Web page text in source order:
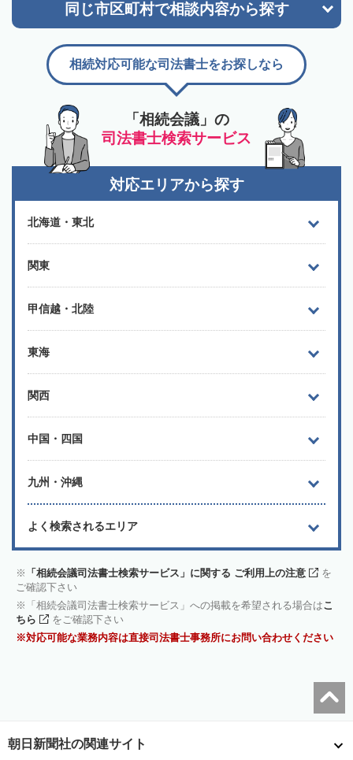
同じ市区町村で相談内容から探す
「相続会議」の
司法書士検索サービス
相続対応可能な司法書士をお探しなら
対応エリアから探す
北海道・東北
関東
甲信越・北陸
東海
関西
中国・四国
九州・沖縄
よく検索されるエリア
「相続会議司法書士検索サービス」に関する ご利用上の注意
を
ご確認下さい
「相続会議司法書士検索サービス」への掲載を希望される場合はこ
ちら
をご確認下さい
対応可能な業務内容は直接司法書士事務所にお問い合わせください
朝日新聞社の関連サイト